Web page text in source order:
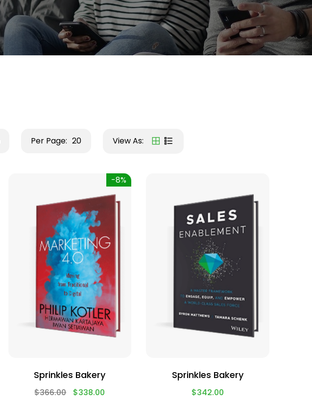
Per Page: 20 View As:
-8%
Sprinkles Bakery
$366.00 $338.00
Sprinkles Bakery
$342.00